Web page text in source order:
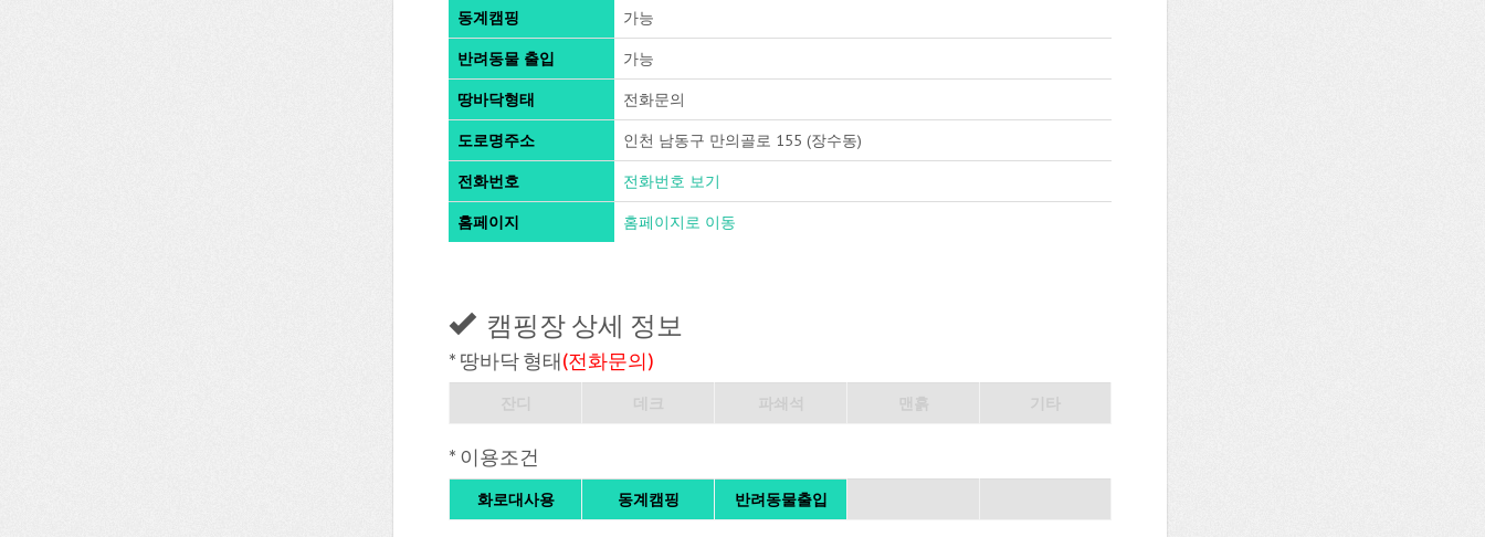
동계캠핑 가능
반려동물 출입 가능
땅바닥형태 전화문의
도로명주소 인천 남동구 만의골로 155 (장수동)
전화번호 전화번호 보기
홈페이지 홈페이지로 이동
캠핑장 상세 정보
* 땅바닥 형태(전화문의)
* 이용조건
화로대사용 동계캠핑 반려동물출입